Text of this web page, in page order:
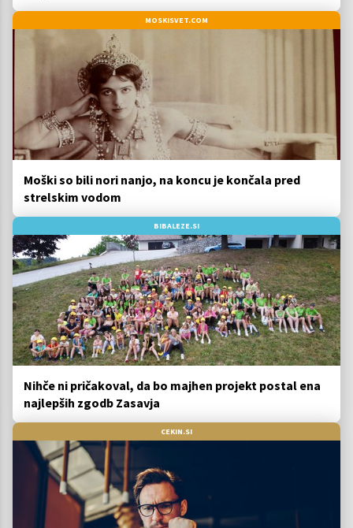
MOSKISVET.COM
Moški so bili nori nanjo, na koncu je končala pred
strelskim vodom
BIBALEZE.SI
Nihče ni pričakoval, da bo majhen projekt postal ena
najlepših zgodb Zasavja
CEKIN.SI